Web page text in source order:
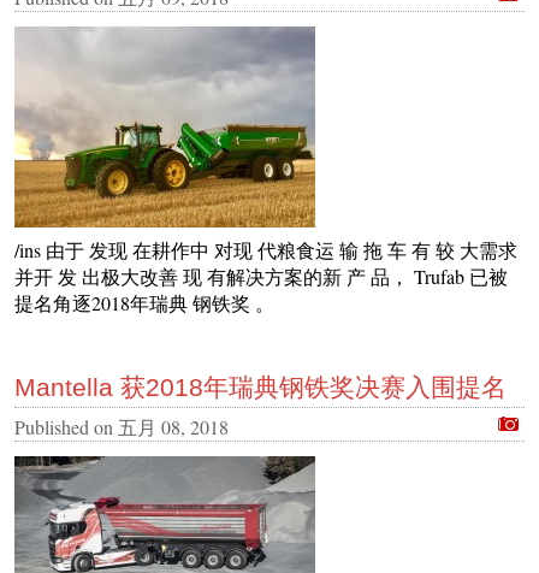
/ins 由于 发现 在耕作中 对现 代粮食运 输 拖 车 有 较 大需求
并开 发 出极大改善 现 有解决方案的新 产 品， Trufab 已被
提名角逐2018年瑞典 钢铁奖 。
Mantella 获2018年瑞典钢铁奖决赛入围提名
Published on 五月 08, 2018